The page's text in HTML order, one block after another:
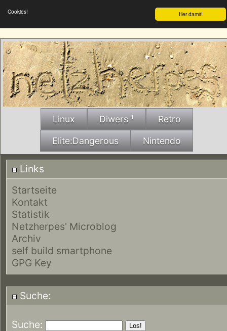
Her damit!
Cookies!
Linux Diwers ¹ Retro
Elite:Dangerous Nintendo
Links
Startseite
Kontakt
Statistik
Netzherpes' Microblog
Archiv
self build smartphone
GPG Key
Suche:
Suche: